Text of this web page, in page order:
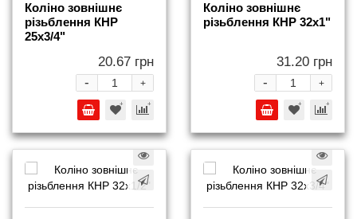
Коліно зовнішнє
різьблення КНР
25x3/4"
20.67 грн
+
-
Коліно зовнішнє
різьблення КНР 32x1"
31.20 грн
+
-